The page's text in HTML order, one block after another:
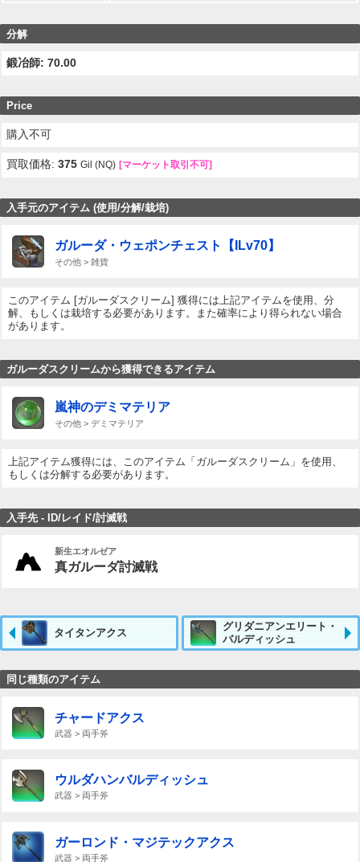
分解
鍛冶師: 70.00
Price
購入不可
買取価格:375 Gil (NQ) [マーケット取引不可]
入手元のアイテム (使用/分解/栽培)
ガルーダ・ウェポンチェスト【ILv70】
その他 > 雑貨
このアイテム [ガルーダスクリーム] 獲得には上記アイテムを使用、分
解、もしくは栽培する必要があります。また確率により得られない場合
があります。
ガルーダスクリームから獲得できるアイテム
嵐神のデミマテリア
その他 > デミマテリア
上記アイテム獲得には、このアイテム「ガルーダスクリーム」を使用、
もしくは分解する必要があります。
入手先 - ID/レイド/討滅戦
新生エオルゼア
真ガルーダ討滅戦
タイタンアクス
グリダニアンエリート・
バルディッシュ
同じ種類のアイテム
チャードアクス
武器 > 両手斧
ウルダハンバルディッシュ
武器 > 両手斧
ガーロンド・マジテックアクス
武器 > 両手斧